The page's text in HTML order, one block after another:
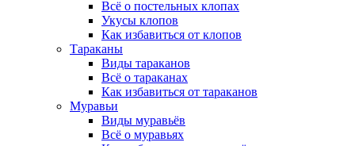
Всё о постельных клопах
Укусы клопов
Как избавиться от клопов
Тараканы
Виды тараканов
Всё о тараканах
Как избавиться от тараканов
Муравьи
Виды муравьёв
Всё о муравьях